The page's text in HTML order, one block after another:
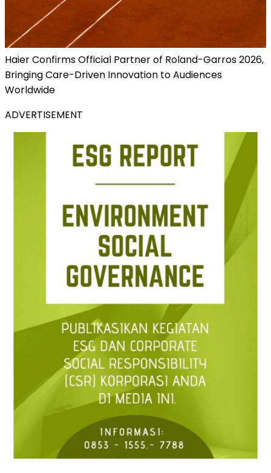
Haier Confirms Official Partner of Roland-Garros 2026,
Bringing Care-Driven Innovation to Audiences
Worldwide
ADVERTISEMENT